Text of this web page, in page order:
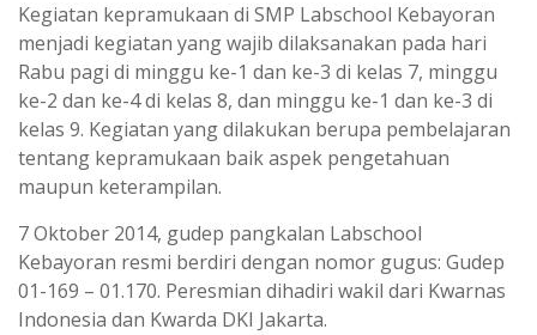
Kegiatan kepramukaan di SMP Labschool Kebayoran
menjadi kegiatan yang wajib dilaksanakan pada hari
Rabu pagi di minggu ke-1 dan ke-3 di kelas 7, minggu
ke-2 dan ke-4 di kelas 8, dan minggu ke-1 dan ke-3 di
kelas 9. Kegiatan yang dilakukan berupa pembelajaran
tentang kepramukaan baik aspek pengetahuan
maupun keterampilan.
7 Oktober 2014, gudep pangkalan Labschool
Kebayoran resmi berdiri dengan nomor gugus: Gudep
01-169 – 01.170. Peresmian dihadiri wakil dari Kwarnas
Indonesia dan Kwarda DKI Jakarta.